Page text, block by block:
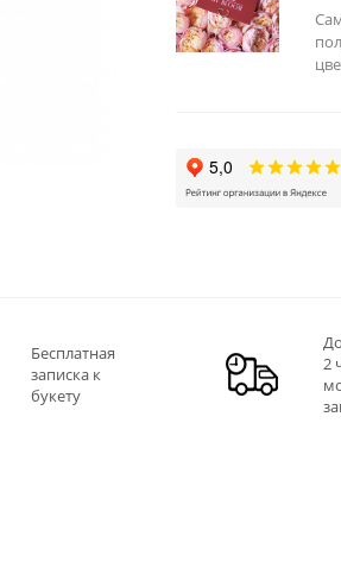
Бесплатная
записка к
букету
2